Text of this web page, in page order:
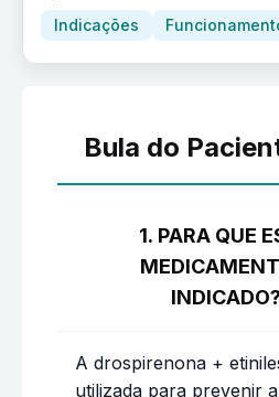
Indicações
Bula do
1. PARA QUE
INDICADO?
A drospirenona +
utilizada para prevenir